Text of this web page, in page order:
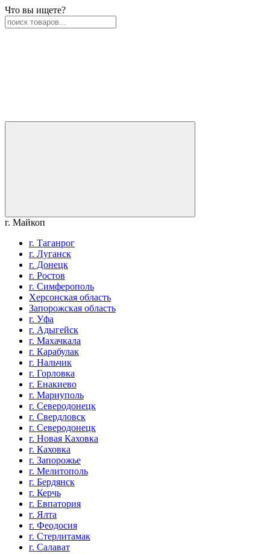
Что вы ищете?
г. Майкоп
г. Таганрог
г. Луганск
г. Донецк
г. Ростов
г. Симферополь
Херсонская область
Запорожская область
г. Уфа
г. Адыгейск
г. Махачкала
г. Карабулак
г. Нальчик
г. Горловка
г. Енакиево
г. Мариуполь
г. Северодонецк
г. Свердловск
г. Северодонецк
г. Новая Каховка
г. Каховка
г. Запорожье
г. Мелитополь
г. Бердянск
г. Керчь
г. Евпатория
г. Ялта
г. Феодосия
г. Стерлитамак
г. Салават